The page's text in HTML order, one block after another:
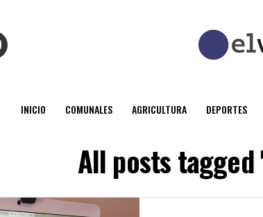
INICIO COMUNALES AGRICULTURA DEPORTES
All posts